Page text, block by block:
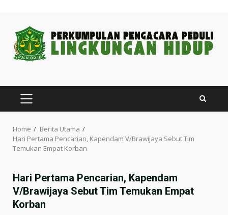
content
PRIMARY
MENU
Home
Berita Utama
Hari Pertama Pencarian, Kapendam V/Brawijaya Sebut Tim
Temukan Empat Korban
Hari Pertama Pencarian, Kapendam
V/Brawijaya Sebut Tim Temukan Empat
Korban